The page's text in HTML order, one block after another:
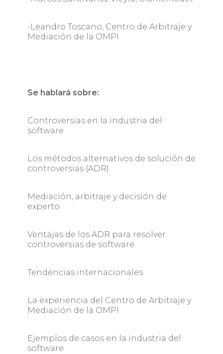
-Leandro Toscano, Centro de Arbitraje y
Mediación de la OMPI ­
Se hablará sobre:
Controversias en la industria del
software ­
Los métodos alternativos de solución de
controversias (ADR) ­
Mediación, arbitraje y decisión de
experto ­
Ventajas de los ADR para resolver
controversias de software ­
Tendencias internacionales ­
La experiencia del Centro de Arbitraje y
Mediación de la OMPI ­
Ejemplos de casos en la industria del
software ­